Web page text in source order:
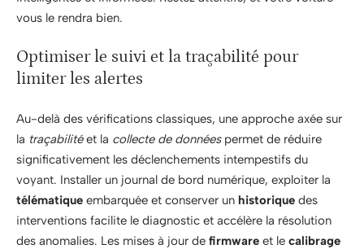
vous le rendra bien.
Optimiser le suivi et la traçabilité pour
limiter les alertes
Au-delà des vérifications classiques, une approche axée sur
la traçabilitéet la collecte de donnéespermet de réduire
significativement les déclenchements intempestifs du
voyant. Installer un journal de bord numérique, exploiter la
télématique embarquée et conserver un historique des
interventions facilite le diagnostic et accélère la résolution
des anomalies. Les mises à jour de firmware et le calibrage